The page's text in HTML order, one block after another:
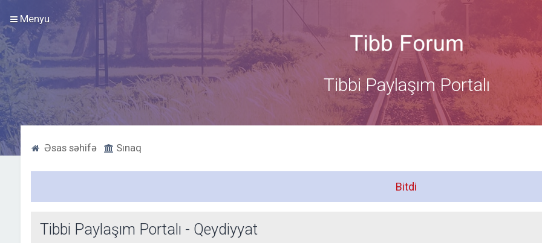
Menyu
Tibbi Paylaşım Portalı
Əsas səhifə Sınaq
Bitdi
Tibbi Paylaşım Portalı - Qeydiyyat